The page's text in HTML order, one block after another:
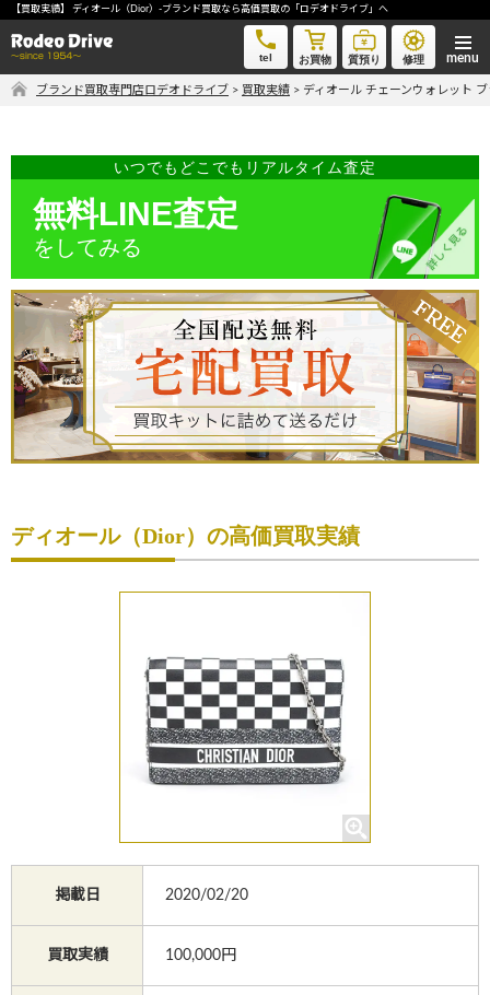
【買取実績】 ディオール（Dior）-ブランド買取なら高価買取の「ロデオドライブ」へ
tel お買物 質預り 修理
ディオール チェーンウォレット ブラックxホワイト-ブランド買取なら高価買取の「ロデオドライブ」へ
無料LINE査定
ご自宅にいながら品物を売りたい方へ
宅配買取申込
手間なく安全に売りたい方へ
出張買取申込
買取サービスのご案内
よくあるご質問
お買物
修理
ブランド買取専門店ロデオドライブ > 買取実績 > ディオール チェーンウォレット
いつでもどこでもリアルタイム査定
無料LINE査定
をしてみる
ディオール（Dior）の高価買取実績
掲載日 2020/02/20
買取実績 100,000円